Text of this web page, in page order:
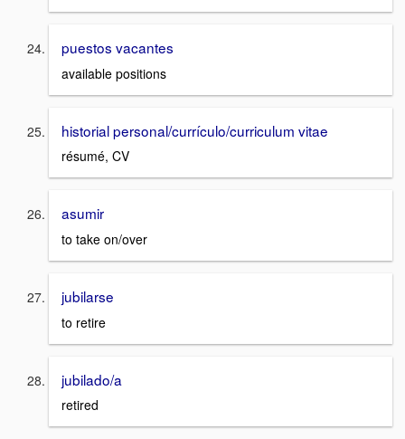
puestos vacantes
available positions
historial personal/currículo/curriculum vitae
résumé, CV
asumir
to take on/over
jubilarse
to retire
jubilado/a
retired